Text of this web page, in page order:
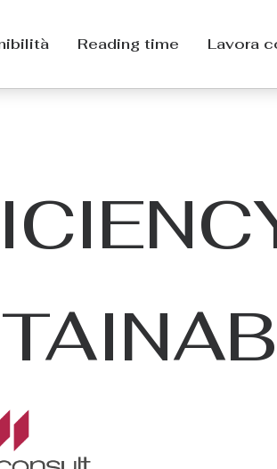
Reading time Lavora